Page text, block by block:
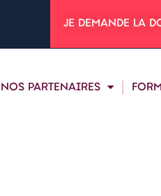
JE DEMANDE LA
NOS PARTENAIRES